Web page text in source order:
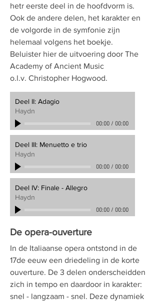
hetr eerste deel in de hoofdvorm is.
Ook de andere delen, het karakter en
de volgorde in de symfonie zijn
helemaal volgens het boekje.
Beluister hier de uitvoering door The
Academy of Ancient Music
o.l.v. Christopher Hogwood.
Deel II: Adagio
Haydn
00:00/ 00:00
Deel III: Menuetto e trio
Haydn
00:00/ 00:00
Deel IV: Finale - Allegro
Haydn
00:00/ 00:00
De opera-ouverture
In de Italiaanse opera ontstond in de
17de eeuw een driedeling in de korte
ouverture. De 3 delen onderscheidden
zich in tempo en daardoor in karakter:
snel - langzaam - snel. Deze dynamiek